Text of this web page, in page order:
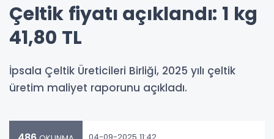
Çeltik fiyatı açıklandı: 1 kg
41,80 TL
İpsala Çeltik Üreticileri Birliği, 2025 yılı çeltik
üretim maliyet raporunu açıkladı.